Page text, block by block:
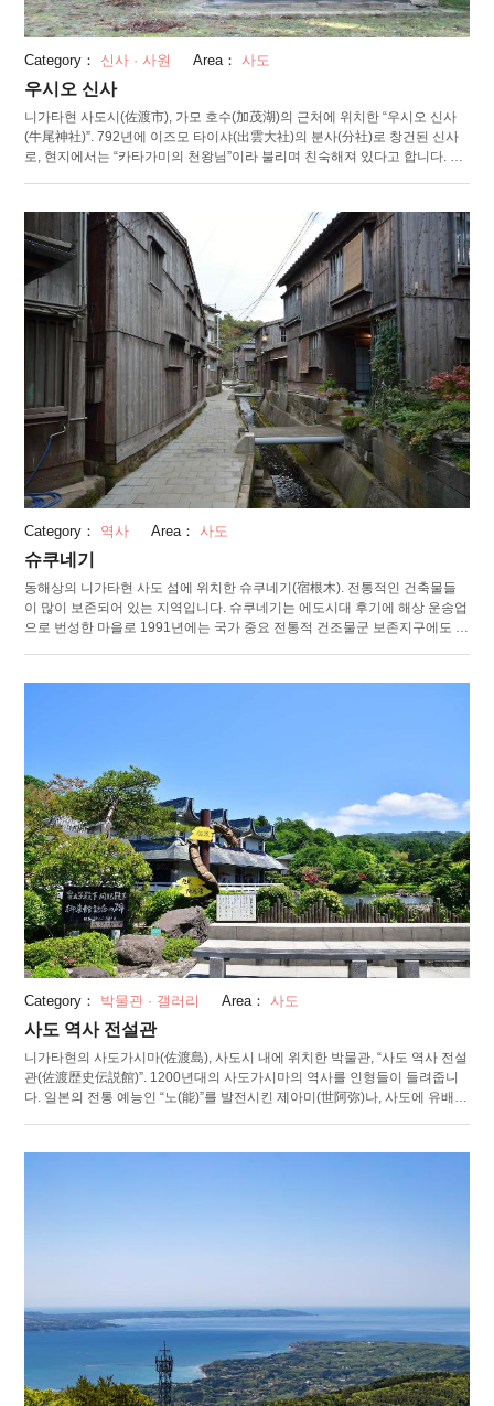
Category： 신사 · 사원 Area： 사도
우시오 신사
니가타현 사도시(佐渡市), 가모 호수(加茂湖)의 근처에 위치한 “우시오 신사
(牛尾神社)”. 792년에 이즈모 타이샤(出雲大社)의 분사(分社)로 창건된 신사
로, 현지에서는 “카타가미의 천왕님”이라 불리며 친숙해져 있다고 합니다. 배
림 등을 입체적으로 세세하게 조각. 배전 앞에는 약 1,000년 된 신목이 서 있
으며, 안산・자식복이 있는 파워 스폿으로 인기입니다. 배전의 옆에는, 사도
가 섬(佐渡島)의 전통 예능 중 하나로 사랑받아 온 "노(能)"의 무대를 배치. 매
년 6월 12일에는, 이 기와 지붕 정면 이리모야즈쿠리(入母屋造り, 팔작집 지
붕의 건축 양식), 요세무네즈쿠리(背面寄棟造り)로 만들어진 무대에서, 타키
기노(薪能)를 연기합니다.
Category： 역사 Area： 사도
슈쿠네기
동해상의 니가타현 사도 섬에 위치한 슈쿠네기(宿根木). 전통적인 건축물들
이 많이 보존되어 있는 지역입니다. 슈쿠네기는 에도시대 후기에 해상 운송업
으로 번성한 마을로 1991년에는 국가 중요 전통적 건조물군 보존지구에도 선
중한 유구에서 당시의 슈쿠네기의 모습을 떠올릴 수 있습니다. 주변에는 "사
Category： 박물관 · 갤러리 Area： 사도
사도 역사 전설관
니가타현의 사도가시마(佐渡島), 사도시 내에 위치한 박물관, “사도 역사 전설
관(佐渡歴史伝説館)”. 1200년대의 사도가시마의 역사를 인형들이 들려줍니
다. 일본의 전통 예능인 “노(能)”를 발전시킨 제아미(世阿弥)나, 사도에 유배됐
합니다. 또한 츄킨카(鋳金家)로 활약한 사도출신의 일본의 인간국보(인간 문